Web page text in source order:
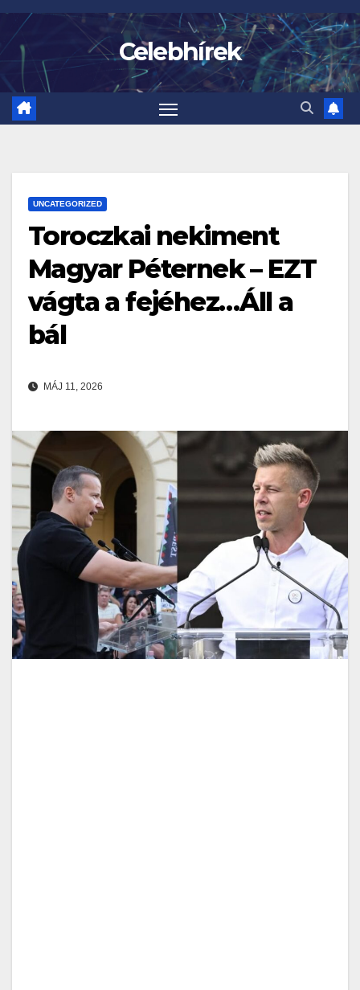
Skip
content
Celebhírek
UNCATEGORIZED
Toroczkai nekiment
Magyar Péternek – EZT
vágta a fejéhez…Áll a
bál
MÁJ 11, 2026